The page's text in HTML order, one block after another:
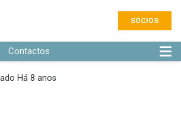
SÓCIOS
Contactos
Há 8 anos